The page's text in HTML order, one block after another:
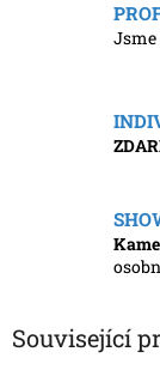
Jsme
Související